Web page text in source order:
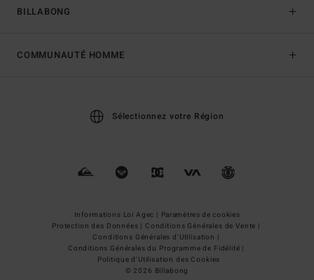
BILLABONG
COMMUNAUTÉ HOMME
Sélectionnez votre Région
Informations Loi Agec | Paramètres de cookies
Protection des Données | Conditions Générales de Vente |
Conditions Générales d'Utilisation |
Conditions Générales du Programme de Fidélité |
Politique d'Utilisation des Cookies
© 2026 Billabong